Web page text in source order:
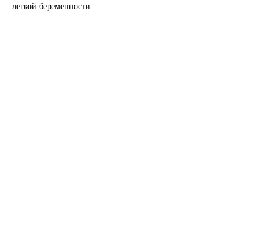
легкой беременности...